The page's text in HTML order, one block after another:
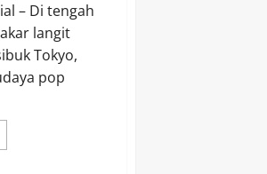
– Di tengah
langit
Tokyo,
pop